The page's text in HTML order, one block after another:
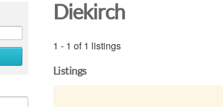
Diekirch
1 - 1 of 1 listings
Listings